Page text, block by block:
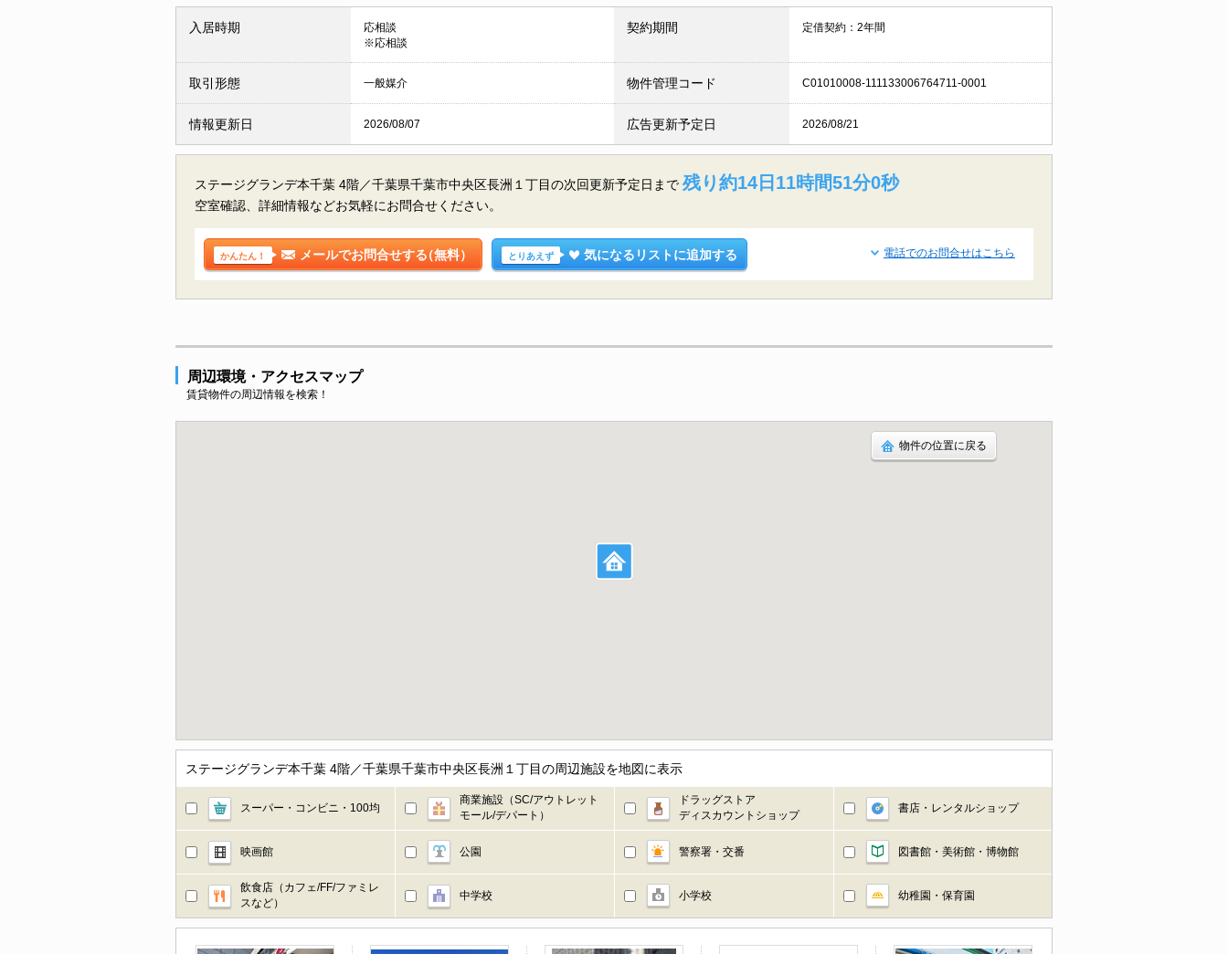
入居時期
応相談
※応相談
契約期間 定借契約：2年間
取引形態 一般媒介 物件管理コード C01010008-111133006764711-0001
情報更新日 2026/08/07 広告更新予定日 2026/08/21
ステージグランデ本千葉 4階／千葉県千葉市中央区長洲１丁目の次回更新予定日まで 残り約14日11時間50分59秒
空室確認、詳細情報などお気軽にお問合せください。
かんたん！ メールでお問合せする（無料） とりあえず 気になるリストに追加する 電話でのお問合せはこちら
周辺環境・アクセスマップ
賃貸物件の周辺情報を検索！
物件の位置に戻る
ステージグランデ本千葉 4階／千葉県千葉市中央区長洲１丁目の周辺施設を地図に表示
スーパー・コンビニ・100均
商業施設（SC/アウトレット
モール/デパート）
ドラッグストア
ディスカウントショップ
書店・レンタルショップ
映画館 公園 警察署・交番 図書館・美術館・博物館
飲食店（カフェ/FF/ファミレ
スなど）
中学校 小学校 幼稚園・保育園